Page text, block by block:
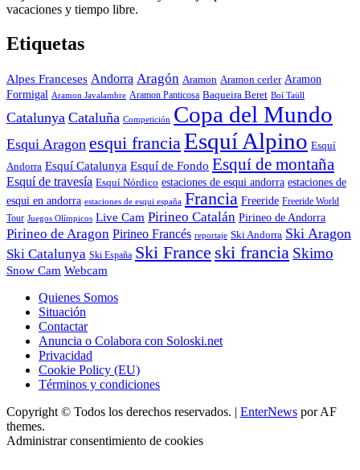
vacaciones y tiempo libre.
Etiquetas
Alpes Franceses Andorra Aragón Aramon Aramon cerler Aramon
Formigal Aramon Javalambre Aramon Panticosa Baqueira Beret Boí Taüll
Catalunya Cataluña Competición Copa del Mundo
Esqui Aragon esqui francia Esquí Alpino Esquí
Andorra Esquí Catalunya Esquí de Fondo Esquí de montaña
Esquí de travesía Esquí Nórdico estaciones de esqui andorra estaciones de
esqui en andorra estaciones de esqui españa Francia Freeride Freeride World
Tour Juegos Olímpicos Live Cam Pirineo Catalán Pirineo de Andorra
Pirineo de Aragon Pirineo Francés reportaje Ski Andorra Ski Aragon
Ski Catalunya Ski España Ski France ski francia Skimo
Snow Cam Webcam
Quienes Somos
Situación
Contactar
Anuncia o Colabora con Soloski.net
Privacidad
Cookie Policy (EU)
Términos y condiciones
Copyright © Todos los derechos reservados. | EnterNews por AF
themes.
Administrar consentimiento de cookies